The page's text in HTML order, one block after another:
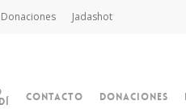
Donaciones Jadashot
Contacto Donaciones